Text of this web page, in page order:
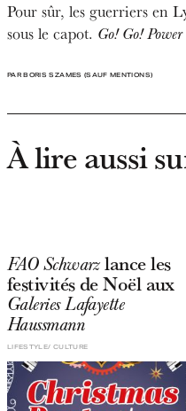
Pour sûr, les guerriers en
sous le capot. Go! Go!
PAR BORIS SZAMES (SAUF MENTIONS)
À lire aussi
FAO Schwarzlance les
festivités de Noël aux
Galeries Lafayette
Haussmann
CULTURE
LIFESTYLE